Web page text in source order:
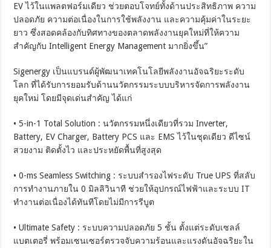
EV ไว้ในแพลตฟอร์มเดียว ช่วยตอบโจทย์ทั้งด้านประสิทธิภาพ ความ
ปลอดภัย ความต่อเนื่องในการใช้พลังงาน และความคุ้มค่าในระยะ
ยาว ซึ่งสอดคล้องกับทิศทางของตลาดพลังงานยุคใหม่ที่ให้ความ
สำคัญกับ Intelligent Energy Management มากยิ่งขึ้น”
Sigenergy เป็นแบรนด์ผู้พัฒนาเทคโนโลยีพลังงานอัจฉริยะระดับ
โลก ที่ได้รับการยอมรับด้านนวัตกรรมระบบบริหารจัดการพลังงาน
ยุคใหม่ โดยมีจุดเด่นสำคัญ ได้แก่
• 5-in-1 Total Solution : นวัตกรรมหนึ่งเดียวที่รวม Inverter,
Battery, EV Charger, Battery PCS และ EMS ไว้ในชุดเดียว ดีไซน์
สวยงาม ติดตั้งไว และประหยัดพื้นที่สูงสุด
• 0-ms Seamless Switching : ระบบสำรองไฟระดับ True UPS ที่สลับ
การทำงานภายใน 0 มิลลิวินาที ช่วยให้อุปกรณ์ไฟฟ้าและระบบ IT
ทำงานต่อเนื่องได้ทันทีโดยไม่มีการรีบูต
• Ultimate Safety : ระบบความปลอดภัย 5 ชั้น ตั้งแต่ระดับเซลล์
แบตเตอรี่ พร้อมเซนเซอร์ตรวจจับความร้อนและแรงดันอัจฉริยะใน